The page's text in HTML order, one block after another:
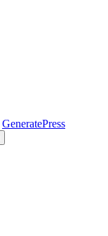
GeneratePress